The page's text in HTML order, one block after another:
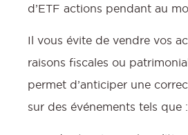
d’ETF actions pendant au
Il vous évite de vendre vos
raisons fiscales ou
permet d’anticiper une
sur des événements tels que :